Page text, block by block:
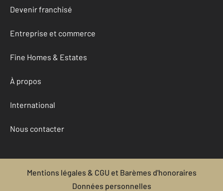
Devenir franchisé
Entreprise et commerce
Fine Homes & Estates
À propos
International
Nous contacter
Mentions légales & CGU et Barèmes d'honoraires
Données personnelles